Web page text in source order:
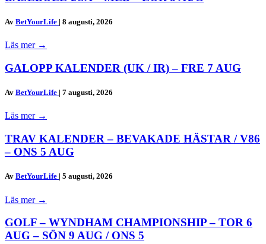
Av BetYourLife | 8 augusti, 2026
Läs mer →
GALOPP KALENDER (UK / IR) – FRE 7 AUG
Av BetYourLife | 7 augusti, 2026
Läs mer →
TRAV KALENDER – BEVAKADE HÄSTAR / V86
– ONS 5 AUG
Av BetYourLife | 5 augusti, 2026
Läs mer →
GOLF – WYNDHAM CHAMPIONSHIP – TOR 6
AUG – SÖN 9 AUG / ONS 5